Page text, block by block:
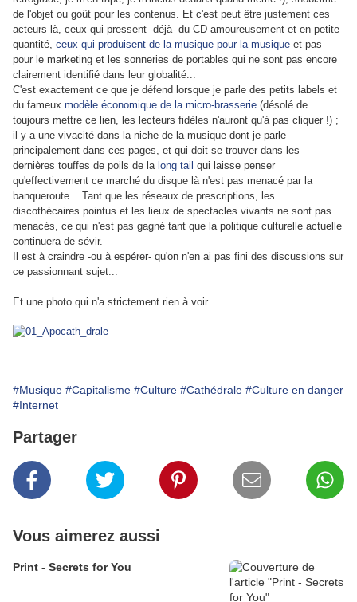
de l'objet ou goût pour les contenus. Et c'est peut être justement ces
acteurs là, ceux qui pressent -déjà- du CD amoureusement et en petite
quantité, ceux qui produisent de la musique pour la musique et pas
pour le marketing et les sonneries de portables qui ne sont pas encore
clairement identifié dans leur globalité...
C'est exactement ce que je défend lorsque je parle des petits labels et
du fameux modèle économique de la micro-brasserie (désolé de
toujours mettre ce lien, les lecteurs fidèles n'auront qu'à pas cliquer !) ;
il y a une vivacité dans la niche de la musique dont je parle
principalement dans ces pages, et qui doit se trouver dans les
dernières touffes de poils de la long tail qui laisse penser
qu'effectivement ce marché du disque là n'est pas menacé par la
banqueroute... Tant que les réseaux de prescriptions, les
discothécaires pointus et les lieux de spectacles vivants ne sont pas
menacés, ce qui n'est pas gagné tant que la politique culturelle actuelle
continuera de sévir.
Il est à craindre -ou à espérer- qu'on n'en ai pas fini des discussions sur
ce passionnant sujet...
Et une photo qui n'a strictement rien à voir...
#Musique #Capitalisme #Culture #Cathédrale #Culture en danger
#Internet
Partager
Vous aimerez aussi
Print - Secrets for You